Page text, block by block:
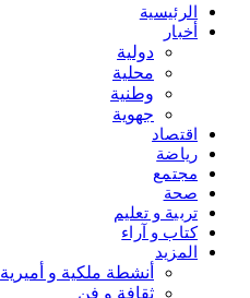
الرئيسية
أخبار
دولية
محلية
وطنية
جهوية
اقتصاد
رياضة
مجتمع
صحة
تربية و تعليم
كتاب و آراء
المزيد
أنشطة ملكية و أميرية
ثقافة و فن